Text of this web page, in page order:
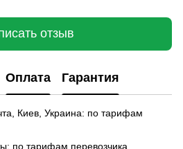
отзыв
Оплата Гарантия
Киев, Украина: по тарифам
по тарифам перевозчика